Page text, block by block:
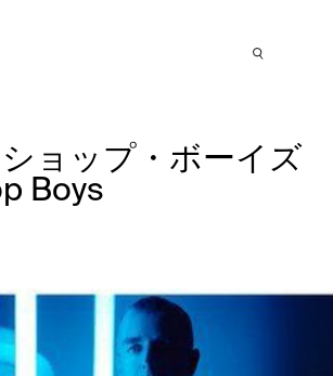
ョップ・ボーイズ
Boys